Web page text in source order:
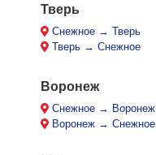
Тверь
Снежное → Тверь
Тверь → Снежное
Воронеж
Снежное → Воронеж
Воронеж → Снежное